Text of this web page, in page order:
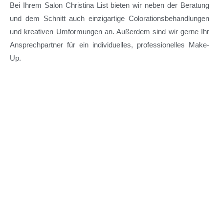
Bei Ihrem Salon Christina List bieten wir neben der Beratung
und dem Schnitt auch einzigartige Colorationsbehandlungen
und kreativen Umformungen an. Außerdem sind wir gerne Ihr
Ansprechpartner für ein individuelles, professionelles Make-
Up.